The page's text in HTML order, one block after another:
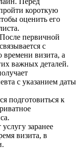
короткую
оценить его
первичной
с
визита, а
важных деталей.
с указанием даты
подготовиться к
заранее
визита, в